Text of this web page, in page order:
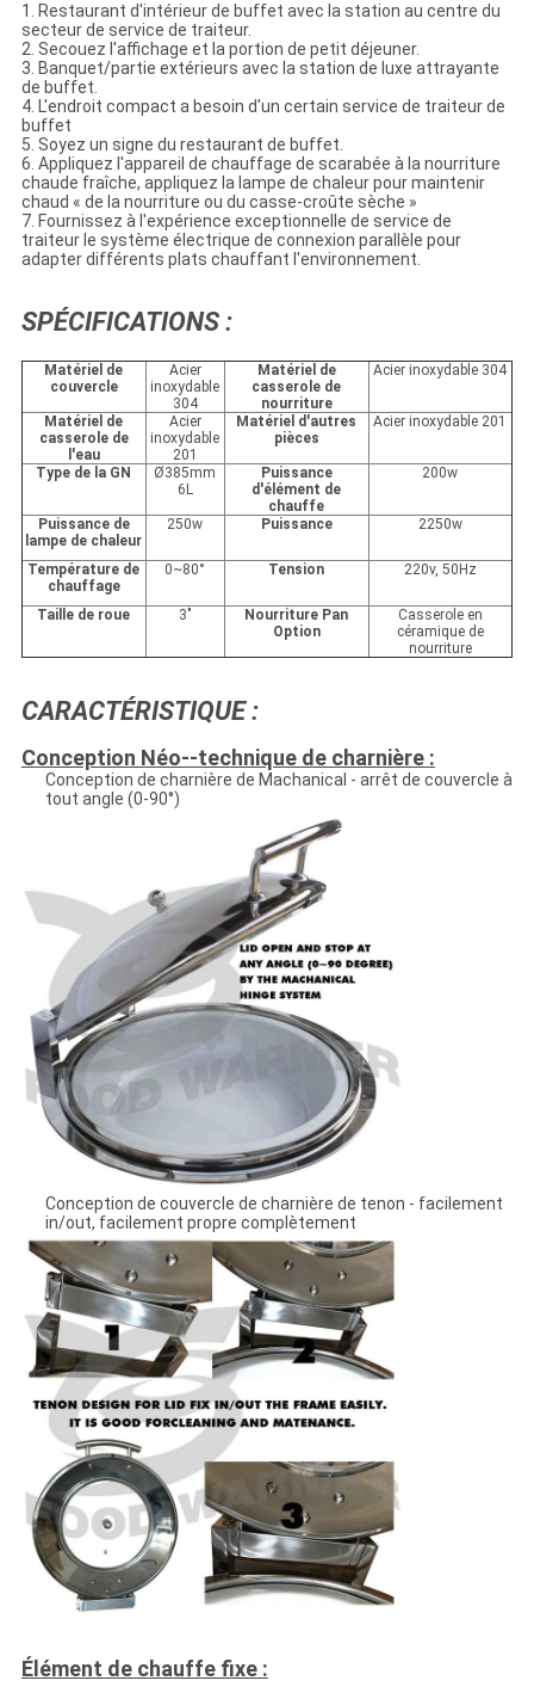
1. Restaurant d'intérieur de buffet avec la station au centre du
secteur de service de traiteur.
2. Secouez l'affichage et la portion de petit déjeuner.
3. Banquet/partie extérieurs avec la station de luxe attrayante
de buffet.
4. L'endroit compact a besoin d'un certain service de traiteur de
buffet
5. Soyez un signe du restaurant de buffet.
6. Appliquez l'appareil de chauffage de scarabée à la nourriture
chaude fraîche, appliquez la lampe de chaleur pour maintenir
chaud « de la nourriture ou du casse-croûte sèche »
7. Fournissez à l'expérience exceptionnelle de service de
traiteur le système électrique de connexion parallèle pour
adapter différents plats chauffant l'environnement.
SPÉCIFICATIONS :
Matériel de
couvercle
Acier
inoxydable
304
Matériel de
casserole de
nourriture
Acier inoxydable 304
Matériel de
casserole de
l'eau
Acier
inoxydable
201
Matériel d'autres
pièces
Acier inoxydable 201
Type de la GN
Ø385mm
6L
Puissance
d'élément de
chauffe
200w
Puissance de
lampe de chaleur
250w Puissance 2250w
Température de
chauffage
0~80° Tension 220v, 50Hz
Taille de roue 3"
Nourriture Pan
Option
Casserole en
céramique de
nourriture
CARACTÉRISTIQUE :
Conception Néo--technique de charnière :
Conception de charnière de Machanical - arrêt de couvercle à
tout angle (0-90°)
Conception de couvercle de charnière de tenon - facilement
in/out, facilement propre complètement
Élément de chauffe fixe :